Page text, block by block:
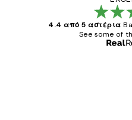
4.4 από 5 αστέρια
See some of